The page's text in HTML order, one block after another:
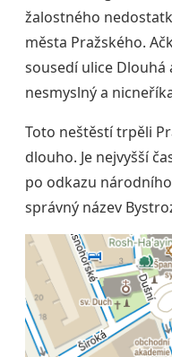
žalostného
města Pražského.
sousedí ulice Dlouhá
nesmyslný a
Toto neštěstí trpěli
dlouho. Je nejvyšší
po odkazu
správný název